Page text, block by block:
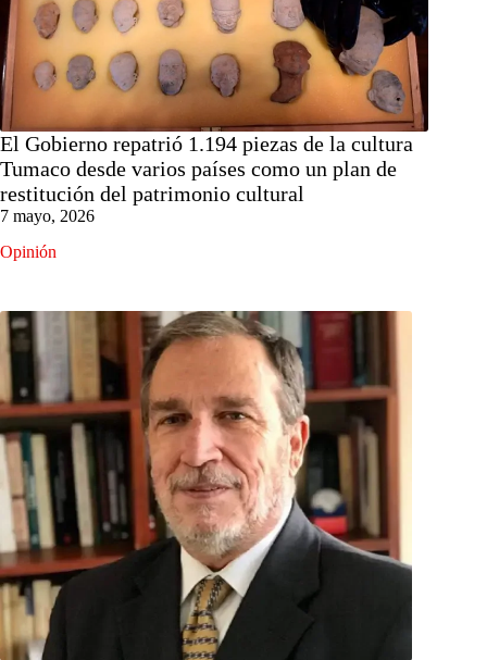
El Gobierno repatrió 1.194 piezas de la cultura
Tumaco desde varios países como un plan de
restitución del patrimonio cultural
7 mayo, 2026
Opinión